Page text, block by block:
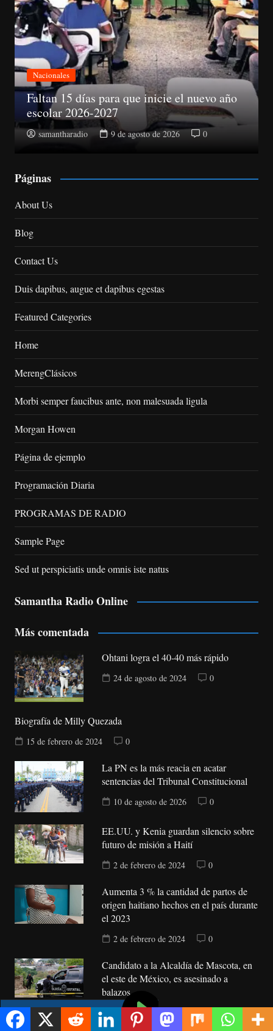
nuevo año
0
Nacionales
Abinader electo presidente del
samantharadio 9 de agosto de 2026
Páginas
About Us
Blog
Contact Us
Duis dapibus, augue et dapibus egestas
Featured Categories
Home
MerengClásicos
Morbi semper faucibus ante, non malesuada ligula
Morgan Howen
Página de ejemplo
Programación Diaria
PROGRAMAS DE RADIO
Sample Page
Sed ut perspiciatis unde omnis iste natus
Samantha Radio Online
Más comentada
Ohtani logra el 40-40 más rápido
24 de agosto de 2024 0
Biografía de Milly Quezada
15 de febrero de 2024 0
La PN es la más reacia en acatar
sentencias del Tribunal Constitucional
10 de agosto de 2026 0
EE.UU. y Kenia guardan silencio sobre
futuro de misión a Haití
2 de febrero de 2024 0
Aumenta 3 % la cantidad de partos de
origen haitiano hechos en el país durante
el 2023
2 de febrero de 2024 0
Candidato a la Alcaldía de Mascota, en
el este de México, es asesinado a
balazos
2 de febrero de 2024